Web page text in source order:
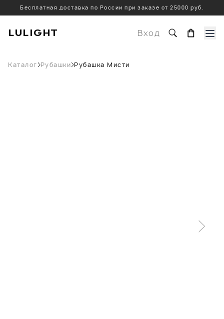
Бесплатная доставка по России при заказе от 25000 руб.
LULIGHT Вход
Каталог Рубашки Рубашка Мисти